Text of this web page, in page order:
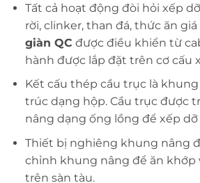
Tất cả hoạt động đòi hỏi xếp
rời, clinker, than đá, thức ăn giá
giàn QC được điều khiển từ
hành được lắp đặt trên cơ cấu
Kết cấu thép cầu trục là
trúc dạng hộp. Cầu trục được
nâng dạng ống lồng để xếp
Thiết bị nghiêng khung nâng
chỉnh khung nâng để ăn khớp
trên sàn tàu.